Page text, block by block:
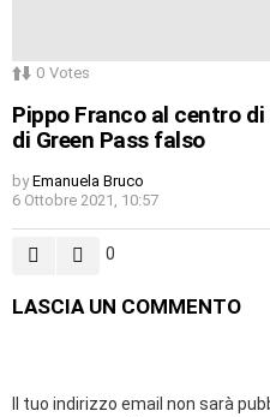
0 Votes
Pippo Franco al centro di
di Green Pass falso
by Emanuela Bruco
6 Ottobre 2021, 10:57
0
LASCIA UN COMMENTO
Il tuo indirizzo email non sarà